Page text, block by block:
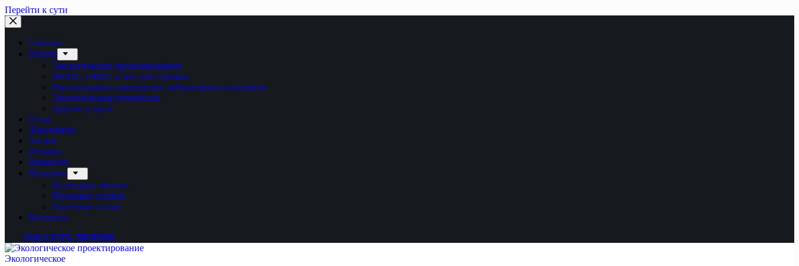
Перейти к сути
Главная
Услуги
Экологическое проектирование
МООС, ОВОС и все для стройки
Организация и проведение лабораторного контроля
Экологическая отчетность
Другие услуги
О нас
Документы
Акции
Отзывы
Вакансии
Полезное
Календарь эколога
Полезные ссылки
Полезные статьи
Контакты
ЗАКАЗАТЬ ЗВОНОК
Экологическое